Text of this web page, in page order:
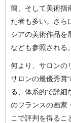
簡、そして美術指
た者も多い。さら
シアの美術作品を
なども参照される。
何より、サロンの
サロンの最優秀賞
る、体系的で詳細
のフランスの画家
こで評判を得るこ